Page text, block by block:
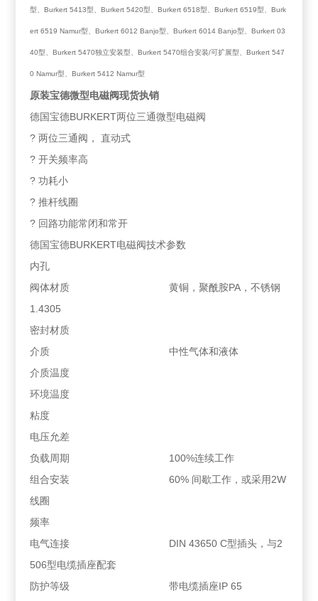
型、Burkert 5413型、Burkert 5420型、Burkert 6518型、Burkert 6519型、Burk
ert 6519 Namur型、Burkert 6012 Banjo型、Burkert 6014 Banjo型、Burkert 03
40型、Burkert 5470独立安装型、Burkert 5470组合安装/可扩展型、Burkert 547
0 Namur型、Burkert 5412 Namur型
原装宝德微型电磁阀现货执销
德国宝德BURKERT两位三通微型电磁阀
? 两位三通阀， 直动式
? 开关频率高
? 功耗小
? 推杆线圈
? 回路功能常闭和常开
德国宝德BURKERT电磁阀技术参数
内孔
阀体材质 黄铜，聚酰胺PA，不锈钢
1.4305
密封材质
介质 中性气体和液体
介质温度
环境温度
粘度
电压允差
负载周期 100%连续工作
组合安装 60% 间歇工作，或采用2W
线圈
频率
电气连接 DIN 43650 C型插头，与2
506型电缆插座配套
防护等级 带电缆插座IP 65